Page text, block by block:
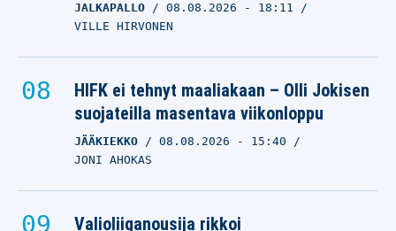
JALKAPALLO 08.08.2026 - 18:11
VILLE HIRVONEN
HIFK ei tehnyt maaliakaan – Olli Jokisen
suojateilla masentava viikonloppu
JÄÄKIEKKO 08.08.2026 - 15:40
JONI AHOKAS
Valioliiganousija rikkoi